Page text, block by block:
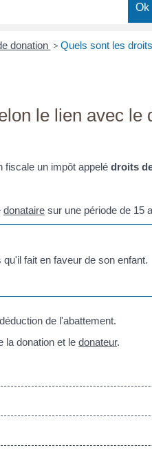
donation > Quels sont les
le lien avec le
fiscale un impôt appelé droits
donataire sur une période de 15
fait en faveur de son enfant.
de l'abattement.
la donation et le donateur.